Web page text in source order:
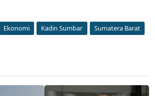
Ekonomi Kadin Sumbar Sumatera Barat